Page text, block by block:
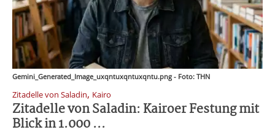
Gemini_Generated_Image_uxqntuxqntuxqntu.png - Foto: THN
Zitadelle von Saladin, Kairo
Zitadelle von Saladin: Kairoer Festung mit
Blick in 1.000 ...